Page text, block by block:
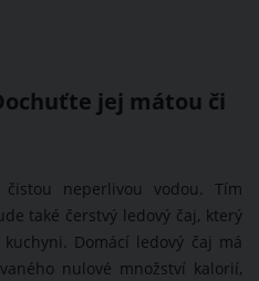
jej mátou či
neperlivou vodou. Tím
také čerstvý ledový čaj, který
Domácí ledový čaj má
nulové množství kalorií,